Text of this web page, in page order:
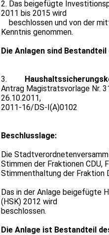
2. Das beigefügte
2011 bis 2015 wird
beschlossen und von der
Kenntnis genommen.
Die Anlagen sind
3.
Antrag Magistratsvorlage Nr.
26.10.2011,
2011-16/DS-I(A)0102
Beschlusslage:
Die
Stimmen der Fraktionen CDU,
Stimmenthaltung der Fraktion
Das in der Anlage beigefügte
(HSK) 2012 wird
beschlossen.
Die Anlage ist Bestandteil